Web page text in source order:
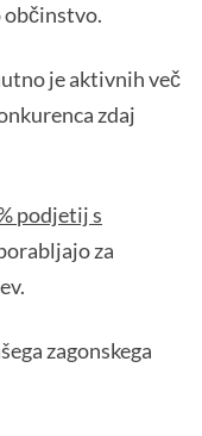
občinstvo.
je aktivnih več
zdaj
podjetij s
za
zagonskega